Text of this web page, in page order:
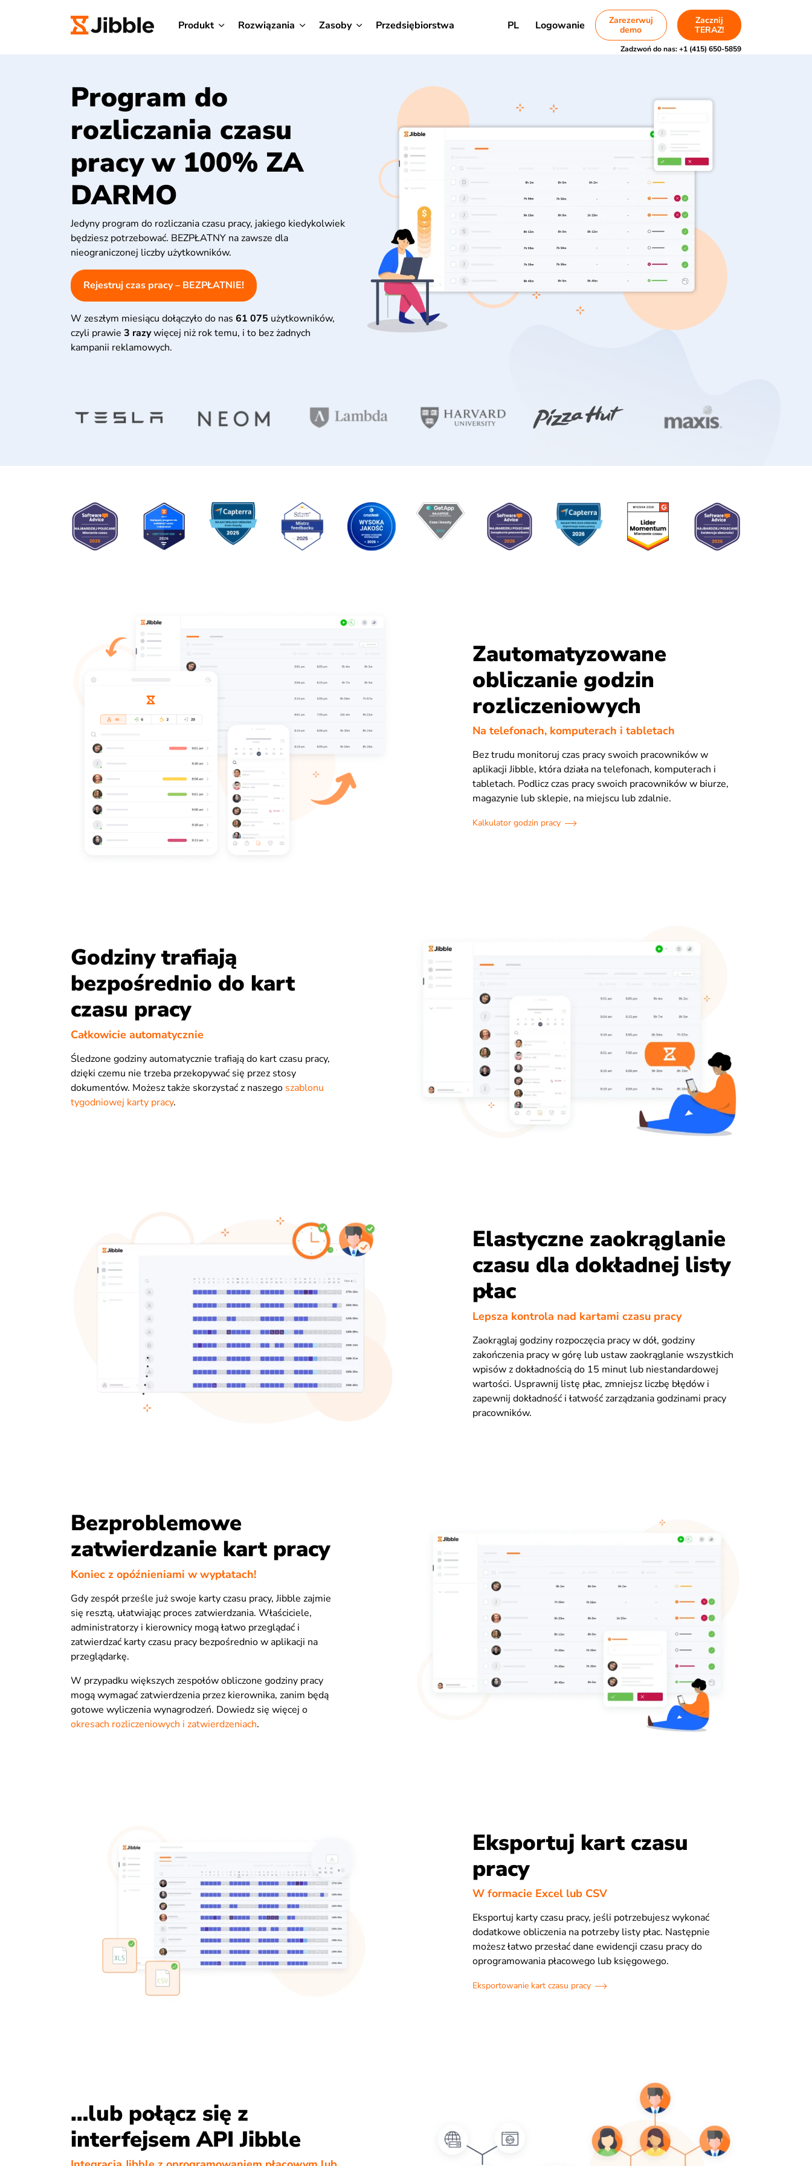
Produkt Rozwiązania Zasoby Przedsiębiorstwa PL Logowanie
Zarezerwuj
demo
Zacznij
TERAZ!
Zadzwoń do nas:+1 (415) 650-5859
Program do
rozliczania czasu
pracy w 100% ZA
DARMO
Jedyny program do rozliczania czasu pracy, jakiego kiedykolwiek
będziesz potrzebować. BEZPŁATNY na zawsze dla
nieograniczonej liczby użytkowników.
Rejestruj czas pracy – BEZPŁATNIE!
W zeszłym miesiącu dołączyło do nas 61 075 użytkowników,
czyli prawie 3 razywięcej niż rok temu, i to bez żadnych
kampanii reklamowych.
Zautomatyzowane
obliczanie godzin
rozliczeniowych
Na telefonach, komputerach i tabletach
Bez trudu monitoruj czas pracy swoich pracowników w
aplikacji Jibble, która działa na telefonach, komputerach i
tabletach. Podlicz czas pracy swoich pracowników w biurze,
magazynie lub sklepie, na miejscu lub zdalnie.
Kalkulator godzin pracy
Godziny trafiają
bezpośrednio do kart
czasu pracy
Całkowicie automatycznie
Śledzone godziny automatycznie trafiają do kart czasu pracy,
dzięki czemu nie trzeba przekopywać się przez stosy
dokumentów. Możesz także skorzystać z naszego szablonu
tygodniowej karty pracy.
Elastyczne zaokrąglanie
czasu dla dokładnej listy
płac
Lepsza kontrola nad kartami czasu pracy
Zaokrąglaj godziny rozpoczęcia pracy w dół, godziny
zakończenia pracy w górę lub ustaw zaokrąglanie wszystkich
wpisów z dokładnością do 15 minut lub niestandardowej
wartości. Usprawnij listę płac, zmniejsz liczbę błędów i
zapewnij dokładność i łatwość zarządzania godzinami pracy
pracowników.
Bezproblemowe
zatwierdzanie kart pracy
Koniec z opóźnieniami w wypłatach!
Gdy zespół prześle już swoje karty czasu pracy, Jibble zajmie
się resztą, ułatwiając proces zatwierdzania. Właściciele,
administratorzy i kierownicy mogą łatwo przeglądać i
zatwierdzać karty czasu pracy bezpośrednio w aplikacji na
przeglądarkę.
W przypadku większych zespołów obliczone godziny pracy
mogą wymagać zatwierdzenia przez kierownika, zanim będą
gotowe wyliczenia wynagrodzeń. Dowiedz się więcej o
okresach rozliczeniowych i zatwierdzeniach.
Eksportuj kart czasu
pracy
W formacie Excel lub CSV
Eksportuj karty czasu pracy, jeśli potrzebujesz wykonać
dodatkowe obliczenia na potrzeby listy płac. Następnie
możesz łatwo przesłać dane ewidencji czasu pracy do
oprogramowania płacowego lub księgowego.
Eksportowanie kart czasu pracy
…lub połącz się z
interfejsem API Jibble